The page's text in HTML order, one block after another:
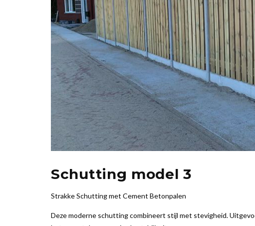
Schutting model 3
Strakke Schutting met Cement Betonpalen
Deze moderne schutting combineert stijl met stevigheid.